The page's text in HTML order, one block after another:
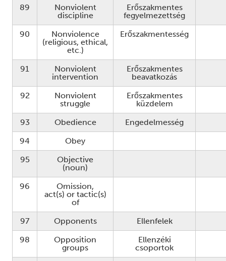
89
Nonviolent
discipline
Erőszakmentes
fegyelmezettség
90
Nonviolence
(religious, ethical,
etc.)
Erőszakmentesség
91
Nonviolent
intervention
Erőszakmentes
beavatkozás
92
Nonviolent
struggle
Erőszakmentes
küzdelem
93
Obedience
Engedelmesség
94
Obey
95
Objective
(noun)
96
Omission,
act(s) or tactic(s)
of
97
Opponents
Ellenfelek
98
Opposition
groups
Ellenzéki
csoportok